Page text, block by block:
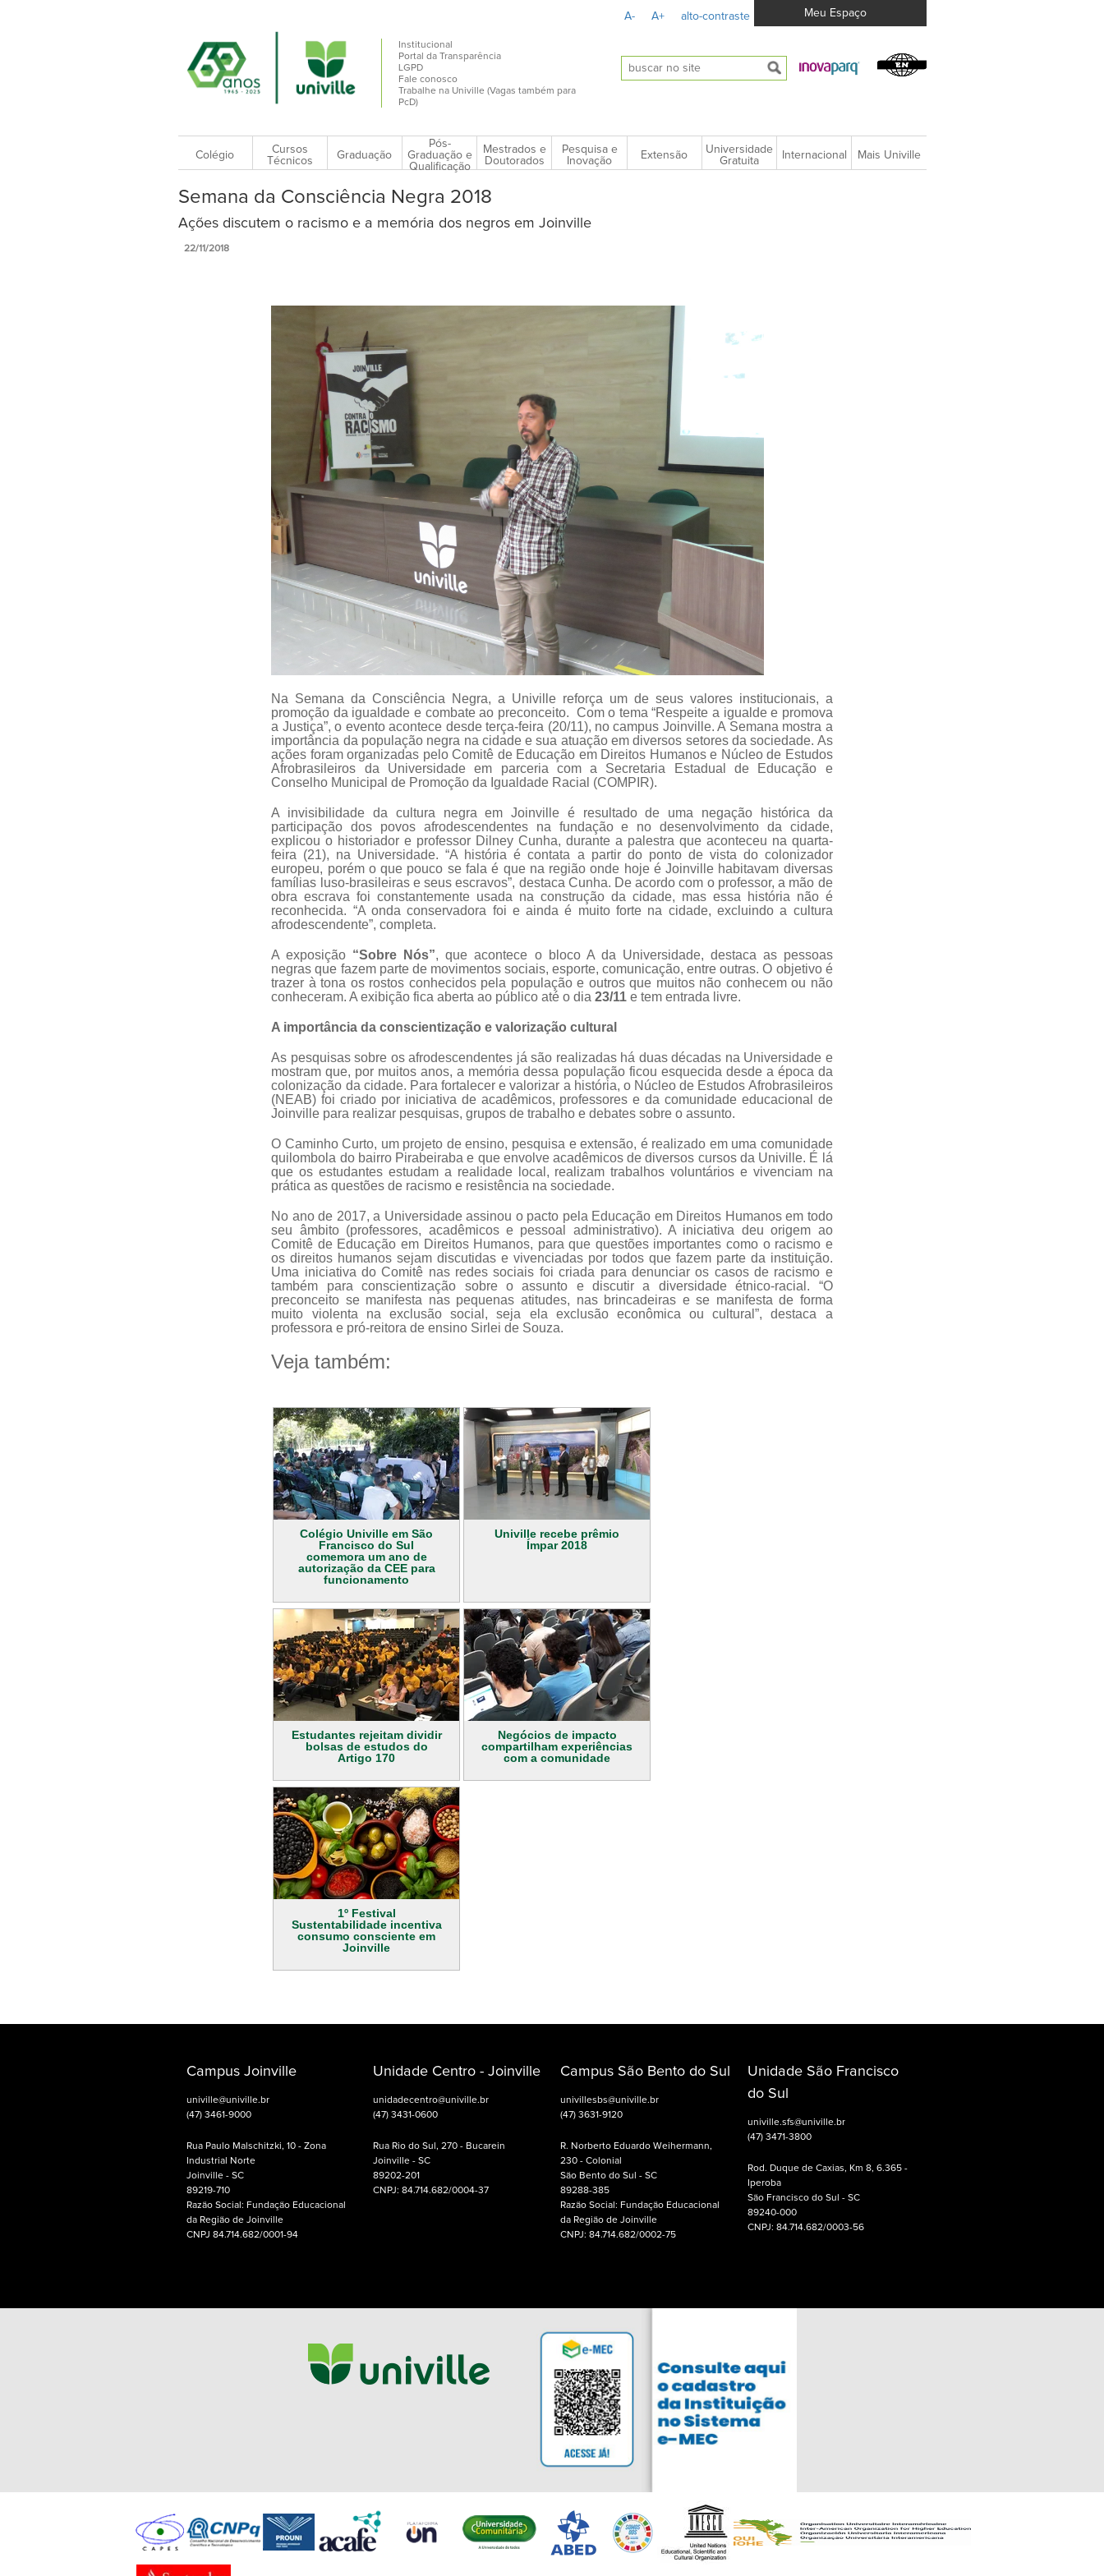
A- A+ alto-contraste Meu Espaço
Institucional
Portal da Transparência
LGPD
Fale conosco
Trabalhe na Univille (Vagas também para
PcD)
Colégio
Cursos
Técnicos
Graduação
Pós-
Graduação e
Qualificação
Mestrados e
Doutorados
Pesquisa e
Inovação
Extensão
Universidade
Gratuita
Internacional Mais Univille
Semana da Consciência Negra 2018
Ações discutem o racismo e a memória dos negros em Joinville
22/11/2018
Na Semana da Consciência Negra, a Univille reforça um de seus valores institucionais, a
promoção da igualdade e combate ao preconceito. Com o tema “Respeite a igualde e promova
a Justiça”, o evento acontece desde terça-feira (20/11), no campus Joinville. A Semana mostra a
importância da população negra na cidade e sua atuação em diversos setores da sociedade. As
ações foram organizadas pelo Comitê de Educação em Direitos Humanos e Núcleo de Estudos
Afrobrasileiros da Universidade em parceria com a Secretaria Estadual de Educação e
Conselho Municipal de Promoção da Igualdade Racial (COMPIR).
A invisibilidade da cultura negra em Joinville é resultado de uma negação histórica da
participação dos povos afrodescendentes na fundação e no desenvolvimento da cidade,
explicou o historiador e professor Dilney Cunha, durante a palestra que aconteceu na quarta-
feira (21), na Universidade. “A história é contata a partir do ponto de vista do colonizador
europeu, porém o que pouco se fala é que na região onde hoje é Joinville habitavam diversas
famílias luso-brasileiras e seus escravos”, destaca Cunha. De acordo com o professor, a mão de
obra escrava foi constantemente usada na construção da cidade, mas essa história não é
reconhecida. “A onda conservadora foi e ainda é muito forte na cidade, excluindo a cultura
afrodescendente”, completa.
A exposição “Sobre Nós”, que acontece o bloco A da Universidade, destaca as pessoas
negras que fazem parte de movimentos sociais, esporte, comunicação, entre outras. O objetivo é
trazer à tona os rostos conhecidos pela população e outros que muitos não conhecem ou não
conheceram. A exibição fica aberta ao público até o dia23/11 e tem entrada livre.
A importância da conscientização e valorização cultural
As pesquisas sobre os afrodescendentes já são realizadas há duas décadas na Universidade e
mostram que, por muitos anos, a memória dessa população ficou esquecida desde a época da
colonização da cidade. Para fortalecer e valorizar a história, o Núcleo de Estudos Afrobrasileiros
(NEAB) foi criado por iniciativa de acadêmicos, professores e da comunidade educacional de
Joinville para realizar pesquisas, grupos de trabalho e debates sobre o assunto.
O Caminho Curto, um projeto de ensino, pesquisa e extensão, é realizado em uma comunidade
quilombola do bairro Pirabeiraba e que envolve acadêmicos de diversos cursos da Univille. É lá
que os estudantes estudam a realidade local, realizam trabalhos voluntários e vivenciam na
prática as questões de racismo e resistência na sociedade.
No ano de 2017, a Universidade assinou o pacto pela Educação em Direitos Humanos em todo
seu âmbito (professores, acadêmicos e pessoal administrativo). A iniciativa deu origem ao
Comitê de Educação em Direitos Humanos, para que questões importantes como o racismo e
os direitos humanos sejam discutidas e vivenciadas por todos que fazem parte da instituição.
Uma iniciativa do Comitê nas redes sociais foi criada para denunciar os casos de racismo e
também para conscientização sobre o assunto e discutir a diversidade étnico-racial. “O
preconceito se manifesta nas pequenas atitudes, nas brincadeiras e se manifesta de forma
muito violenta na exclusão social, seja ela exclusão econômica ou cultural”, destaca a
professora e pró-reitora de ensino Sirlei de Souza.
Veja também:
Colégio Univille em São
Francisco do Sul
comemora um ano de
autorização da CEE para
funcionamento
Univille recebe prêmio
Ímpar 2018
Estudantes rejeitam dividir
bolsas de estudos do
Artigo 170
Negócios de impacto
compartilham experiências
com a comunidade
1º Festival
Sustentabilidade incentiva
consumo consciente em
Joinville
Campus Joinville
univille@univille.br
(47) 3461-9000
Rua Paulo Malschitzki, 10 - Zona
Industrial Norte
Joinville - SC
89219-710
Razão Social: Fundação Educacional
da Região de Joinville
CNPJ 84.714.682/0001-94
Unidade Centro - Joinville
unidadecentro@univille.br
(47) 3431-0600
Rua Rio do Sul, 270 - Bucarein
Joinville - SC
89202-201
CNPJ: 84.714.682/0004-37
Campus São Bento do Sul
univillesbs@univille.br
(47) 3631-9120
R. Norberto Eduardo Weihermann,
230 - Colonial
São Bento do Sul - SC
89288-385
Razão Social: Fundação Educacional
da Região de Joinville
CNPJ: 84.714.682/0002-75
Unidade São Francisco
do Sul
univille.sfs@univille.br
(47) 3471-3800
Rod. Duque de Caxias, Km 8, 6.365 -
Iperoba
São Francisco do Sul - SC
89240-000
CNPJ: 84.714.682/0003-56